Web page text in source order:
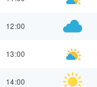
12:00
13:00
14:00